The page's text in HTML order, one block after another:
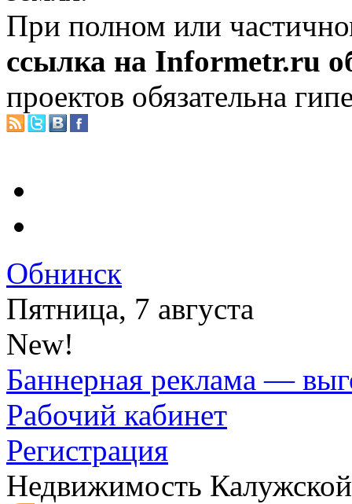
При полном или
ссылка на Informetr.ru
проектов обязательна
Обнинск
Пятница, 7 августа
New!
Баннерная реклама —
Рабочий кабинет
Регистрация
Недвижимость